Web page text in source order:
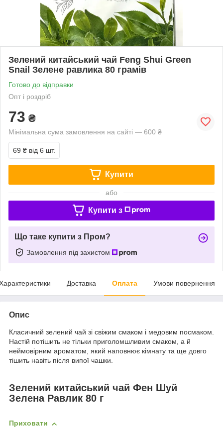
Зелений китайський чай Feng Shui Green
Snail Зелене равлика 80 грамів
Готово до відправки
Опт і роздріб
73 ₴
Мінімальна сума замовлення на сайті — 600 ₴
69 ₴ від 6 шт.
Купити
або
Купити з
Що таке купити з Пром?
Замовлення під захистом
Доставка Оплата Умови повернення
Опис
Класичний зелений чай зі свіжим смаком і медовим посмаком.
Настій потішить не тільки приголомшливим смаком, а й
неймовірним ароматом, який наповнює кімнату та ще довго
тішить навіть після випої чашки.
Зелений китайський чай Фен Шуй
Зелена Равлик 80 г
Приховати